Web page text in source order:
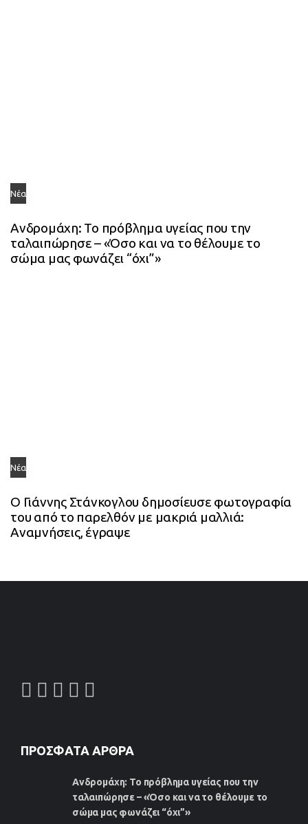
Νέα
Ανδρομάχη: Το πρόβλημα υγείας που την
ταλαιπώρησε – «Όσο και να το θέλουμε το
σώμα μας φωνάζει “όχι”»
Νέα
Ο Γιάννης Στάνκογλου δημοσίευσε φωτογραφία
του από το παρελθόν με μακριά μαλλιά:
Αναμνήσεις, έγραψε
ΠΡΌΣΦΑΤΑ ΆΡΘΡΑ
Ανδρομάχη: Το πρόβλημα υγείας που την
ταλαιπώρησε – «Όσο και να το θέλουμε το
σώμα μας φωνάζει “όχι”»